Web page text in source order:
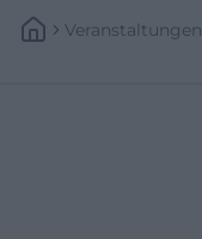
Veranstaltungen